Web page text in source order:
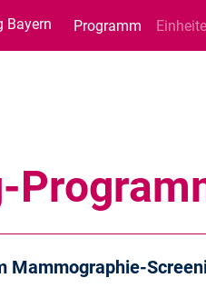
Bayern Programm
Mammographie-